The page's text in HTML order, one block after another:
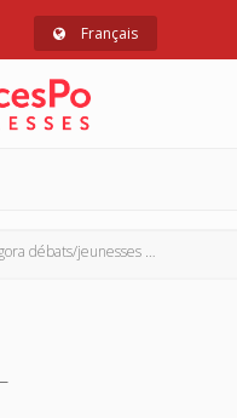
Français
débats/jeunesses 80, 2018-3